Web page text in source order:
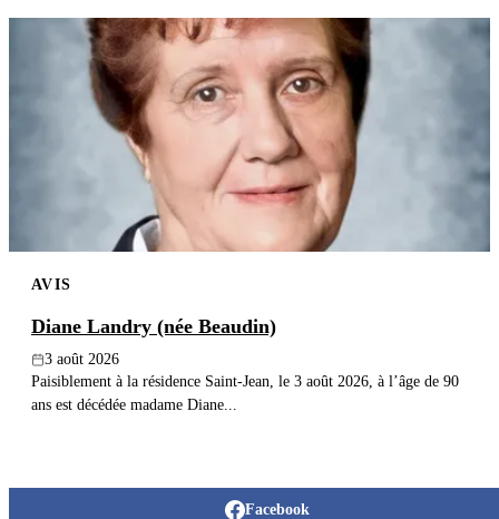
Éternea
Publier un avis
AVIS
Diane Landry (née Beaudin)
3 août 2026
Paisiblement à la résidence Saint-Jean, le 3 août 2026, à l’âge de 90
ans est décédée madame Diane...
Facebook